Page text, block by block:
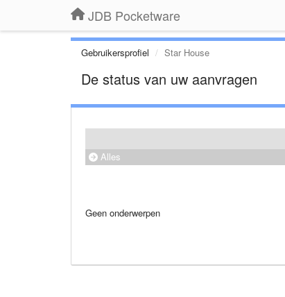
JDB Pocketware
Gebruikersprofiel Star House
De status van uw aanvragen
Alles
Geen onderwerpen